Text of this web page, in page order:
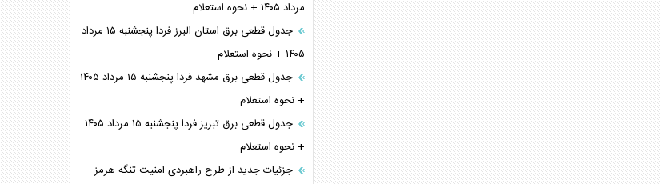
مرداد ۱۴۰۵ + نحوه استعلام
جدول قطعی برق استان البرز فردا پنجشنبه ۱۵ مرداد
۱۴۰۵ + نحوه استعلام
جدول قطعی برق مشهد فردا پنجشنبه ۱۵ مرداد ۱۴۰۵
+ نحوه استعلام
جدول قطعی برق تبریز فردا پنجشنبه ۱۵ مرداد ۱۴۰۵
+ نحوه استعلام
جزئیات جدید از طرح راهبردی امنیت تنگه هرمز